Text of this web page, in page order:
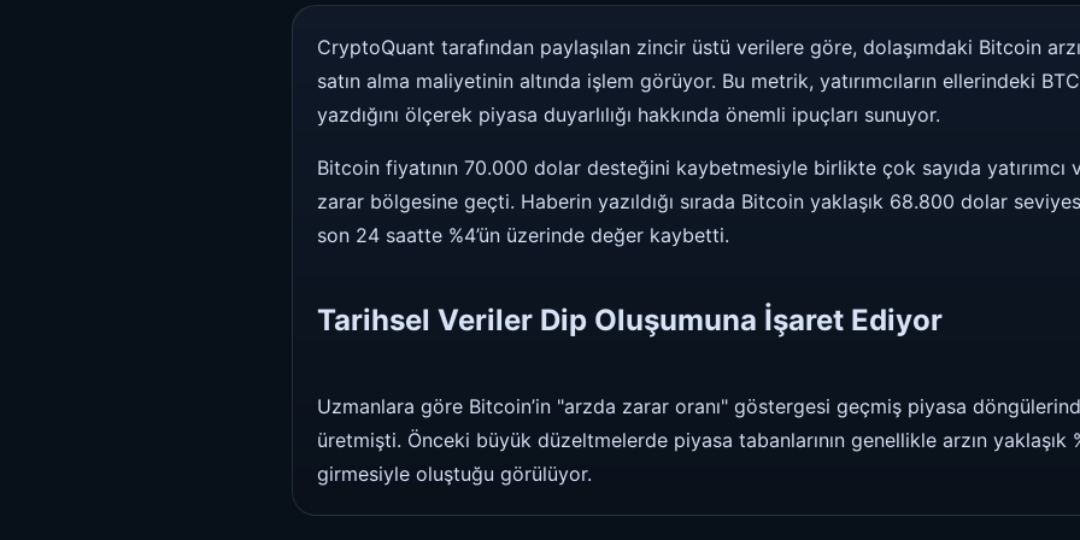
CryptoQuant tarafından paylaşılan zincir üstü verilere göre, dolaşımdaki Bitcoin
satın alma maliyetinin altında işlem görüyor. Bu metrik, yatırımcıların ellerindeki
yazdığını ölçerek piyasa duyarlılığı hakkında önemli ipuçları sunuyor.
Bitcoin fiyatının 70.000 dolar desteğini kaybetmesiyle birlikte çok sayıda
zarar bölgesine geçti. Haberin yazıldığı sırada Bitcoin yaklaşık 68.800 dolar
son 24 saatte %4’ün üzerinde değer kaybetti.
Tarihsel Veriler Dip Oluşumuna İşaret Ediyor
Uzmanlara göre Bitcoin’in "arzda zarar oranı" göstergesi geçmiş piyasa
üretmişti. Önceki büyük düzeltmelerde piyasa tabanlarının genellikle arzın yaklaşık
girmesiyle oluştuğu görülüyor.